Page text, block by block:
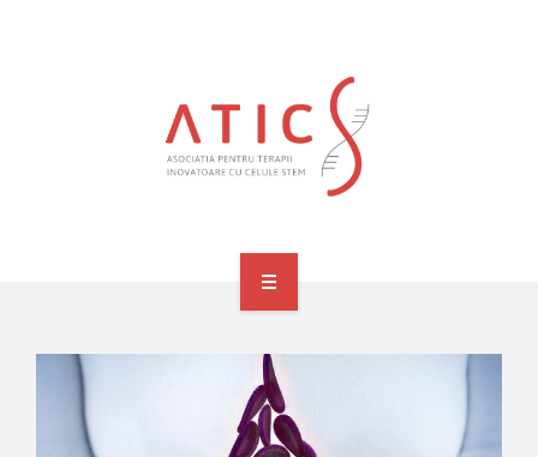
DESPRE NOI
MEMBRI FONDATORI SI ADERANȚI